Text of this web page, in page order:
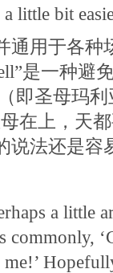
a little bit
用于各种
是一种避
即圣母玛
在上，天
说法还是容
a little
commonly,